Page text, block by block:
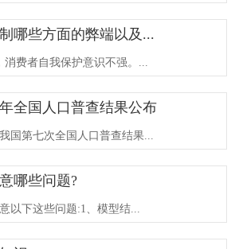
哪些方面的弊端以及...
消费者自我保护意识不强。...
全国人口普查结果公布
国第七次全国人口普查结果...
哪些问题?
以下这些问题:1、模型结...